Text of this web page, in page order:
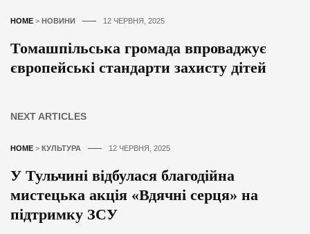
HOME > НОВИНИ 12 ЧЕРВНЯ, 2025
Томашпільська громада впроваджує
європейські стандарти захисту дітей
NEXT ARTICLES
HOME > КУЛЬТУРА 12 ЧЕРВНЯ, 2025
У Тульчині відбулася благодійна
мистецька акція «Вдячні серця» на
підтримку ЗСУ